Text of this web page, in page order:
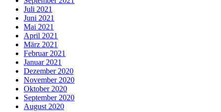
Juli 2021
Juni 2021
Mai 2021
April 2021
März 2021
Februar 2021
Januar 2021
Dezember 2020
November 2020
Oktober 2020
September 2020
August 2020